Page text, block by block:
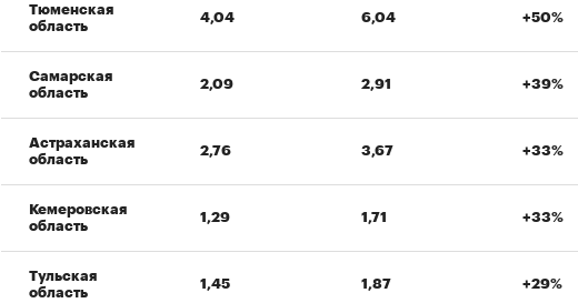
Тюменская
область
4,04 6,04 +50%
Самарская
область
2,09 2,91 +39%
Астраханская
область
2,76 3,67 +33%
Кемеровская
область
1,29 1,71 +33%
Тульская
область
1,45 1,87 +29%